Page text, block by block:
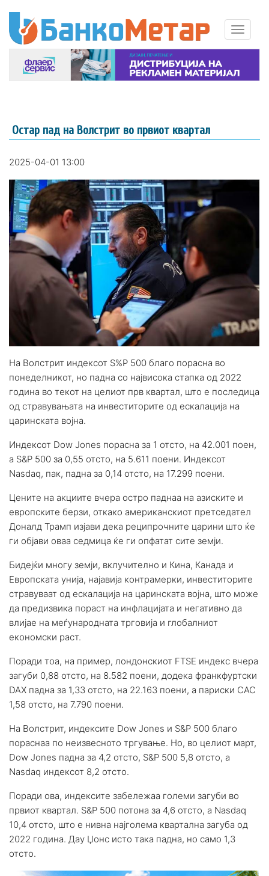
Остар пад на Волстрит во првиот квартал
2025-04-01 13:00
На Волстрит индексот S%P 500 благо порасна во
понеделникот, но падна со највисока стапка од 2022
година во текот на целиот прв квартал, што е последица
од стравувањата на инвеститорите од ескалација на
царинската војна.
Индексот Dow Jones порасна за 1 отсто, на 42.001 поен,
а S&P 500 за 0,55 отсто, на 5.611 поени. Индексот
Nasdaq, пак, падна за 0,14 отсто, на 17.299 поени.
Цените на акциите вчера остро паднаа на азиските и
европските берзи, откако американскиот претседател
Доналд Трамп изјави дека реципрочните царини што ќе
ги објави оваа седмица ќе ги опфатат сите земји.
Бидејќи многу земји, вклучително и Кина, Канада и
Европската унија, најавија контрамерки, инвеститорите
стравуваат од ескалација на царинската војна, што може
да предизвика пораст на инфлацијата и негативно да
влијае на меѓународната трговија и глобалниот
економски раст.
Поради тоа, на пример, лондонскиот FTSE индекс вчера
загуби 0,88 отсто, на 8.582 поени, додека франкфуртски
DAX падна за 1,33 отсто, на 22.163 поени, а париски CAC
1,58 отсто, на 7.790 поени.
На Волстрит, индексите Dow Jones и S&P 500 благо
пораснаа по неизвесното тргување. Но, во целиот март,
Dow Jones падна за 4,2 отсто, S&P 500 5,8 отсто, а
Nasdaq индексот 8,2 отсто.
Поради ова, индексите забележаа големи загуби во
првиот квартал. S&P 500 потона за 4,6 отсто, а Nasdaq
10,4 отсто, што е нивна најголема квартална загуба од
2022 година. Дау Џонс исто така падна, но само 1,3
отсто.